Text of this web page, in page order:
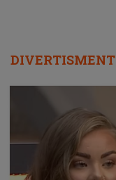
DIVERTISMENT